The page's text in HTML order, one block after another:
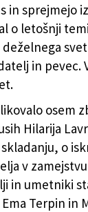
in sprejmejo
o letošnji
in pevec.
osem
Hilarija
o
v
in umetniki
Terpin in